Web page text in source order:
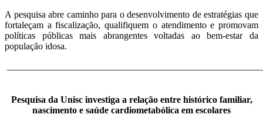
A pesquisa abre caminho para o desenvolvimento de estratégias que
fortaleçam a fiscalização, qualifiquem o atendimento e promovam
políticas públicas mais abrangentes voltadas ao bem-estar da
população idosa.
Pesquisa da Unisc investiga a relação entre histórico familiar,
nascimento e saúde cardiometabólica em escolares